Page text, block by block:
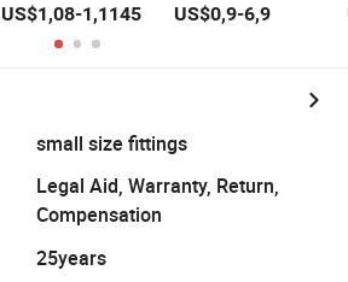
Derajat Kuningan
Perempuan Tee
Pex Aluminium
Kompresi
US$1,08-1,1145
Pemulangan
Fitting Pipa
US$0,9-6,9
small size fittings
Legal Aid, Warranty, Return,
Compensation
25years